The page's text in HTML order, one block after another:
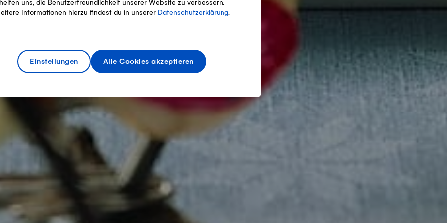
uns, die Benutzerfreundlichkeit unserer Website zu verbessern.
Informationen hierzu findest du in unserer Datenschutzerklärung.
Einstellungen Alle Cookies akzeptieren